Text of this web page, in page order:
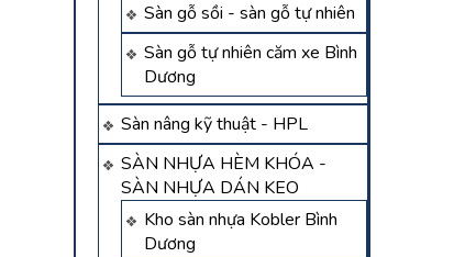
Sàn gỗ sồi - sàn gỗ tự nhiên
Sàn gỗ tự nhiên căm xe Bình
Dương
Sàn nâng kỹ thuật - HPL
SÀN NHỰA HÈM KHÓA -
SÀN NHỰA DÁN KEO
Kho sàn nhựa Kobler Bình
Dương